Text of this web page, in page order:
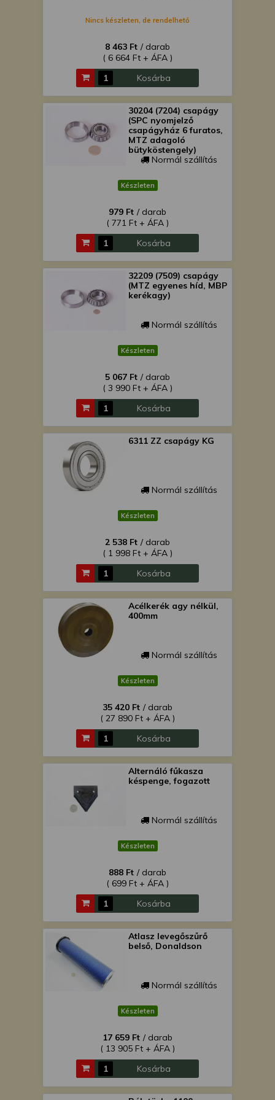
Nincs készleten, de rendelhető
8 463 Ft / darab
( 6 664 Ft + ÁFA )
Kosárba
30204 (7204) csapágy
(SPC nyomjelző
csapágyház 6 furatos,
MTZ adagoló
bütyköstengely)
Normál szállítás
Készleten
979 Ft / darab
( 771 Ft + ÁFA )
Kosárba
32209 (7509) csapágy
(MTZ egyenes híd, MBP
kerékagy)
Normál szállítás
Készleten
5 067 Ft / darab
( 3 990 Ft + ÁFA )
Kosárba
6311 ZZ csapágy KG
Normál szállítás
Készleten
2 538 Ft / darab
( 1 998 Ft + ÁFA )
Kosárba
Acélkerék agy nélkül,
400mm
Normál szállítás
Készleten
35 420 Ft / darab
( 27 890 Ft + ÁFA )
Kosárba
Alternáló fűkasza
késpenge, fogazott
Normál szállítás
Készleten
888 Ft / darab
( 699 Ft + ÁFA )
Kosárba
Atlasz levegőszűrő
belső, Donaldson
Normál szállítás
Készleten
17 659 Ft / darab
( 13 905 Ft + ÁFA )
Kosárba